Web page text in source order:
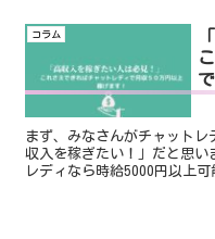
コラム
まず、みなさんがチャット
収入を稼ぎたい！」だと思い
レディなら時給5000円以上
をやっていても稼げなかっ